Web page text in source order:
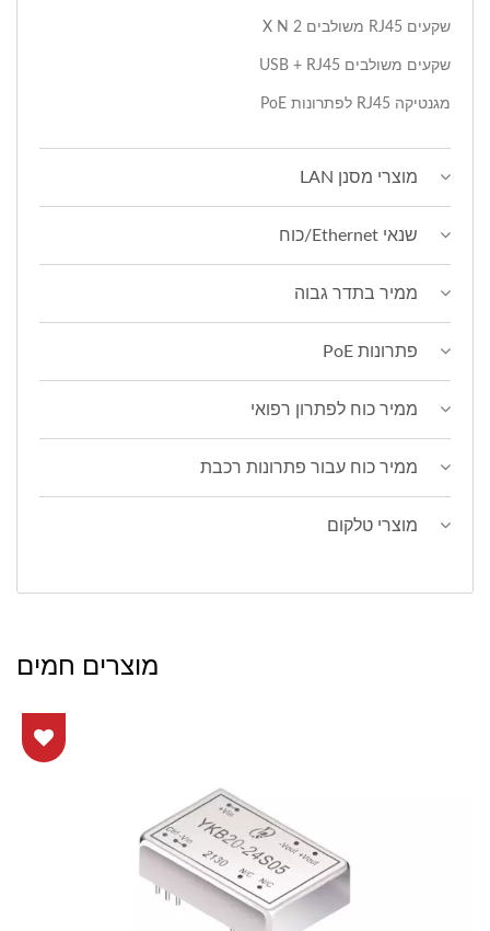
שקעים RJ45 משולבים 2 X N
שקעים משולבים USB + RJ45
מגנטיקה RJ45 לפתרונות PoE
מוצרי מסנן LAN
שנאי Ethernet/כוח
ממיר בתדר גבוה
פתרונות PoE
ממיר כוח לפתרון רפואי
ממיר כוח עבור פתרונות רכבת
מוצרי טלקום
מוצרים חמים